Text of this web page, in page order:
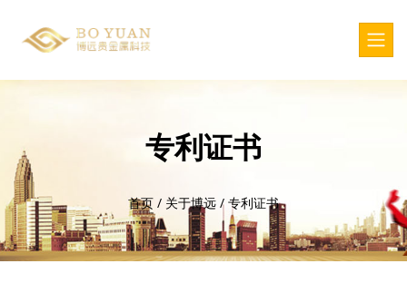
专利证书
首页 / 关于博远 / 专利证书